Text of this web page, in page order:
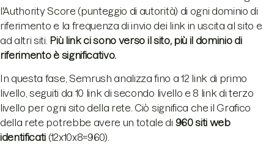
l'Authority Score (punteggio di autorità) di ogni dominio di
riferimento e la frequenza di invio dei link in uscita al sito e
ad altri siti. Più link ci sono verso il sito, più il dominio di
riferimento è significativo.
In questa fase, Semrush analizza fino a 12 link di primo
livello, seguiti da 10 link di secondo livello e 8 link di terzo
livello per ogni sito della rete. Ciò significa che il Grafico
della rete potrebbe avere un totale di 960 siti web
identificati (12x10x8=960).